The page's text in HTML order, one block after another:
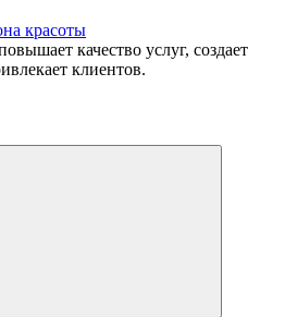
красоты
качество услуг, создает
клиентов.